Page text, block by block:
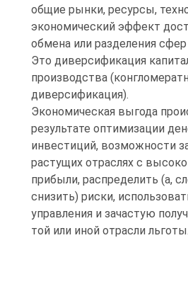
общие рынки, ресурсы,
экономический эффект
обмена или разделения
Это диверсификация
производства
диверсификация).
Экономическая выгода
результате оптимизации
инвестиций, возможности
растущих отраслях с
прибыли, распределить (а,
снизить) риски,
управления и зачастую
той или иной отрасли льготы.